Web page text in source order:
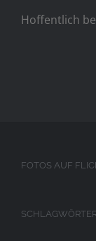
Hoffentlich
FOTOS AUF